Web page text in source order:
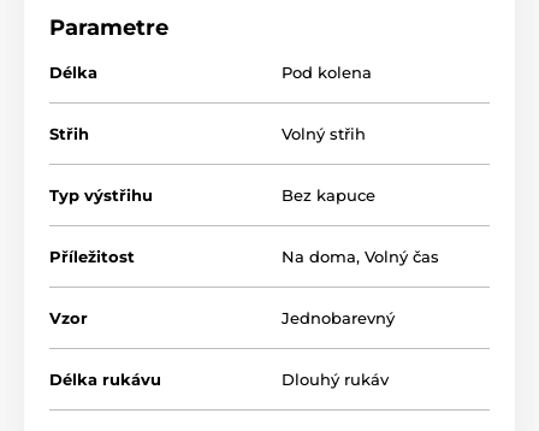
Parametre
Délka Pod kolena
Střih Volný střih
Typ výstřihu Bez kapuce
Příležitost Na doma, Volný čas
Vzor Jednobarevný
Délka rukávu Dlouhý rukáv